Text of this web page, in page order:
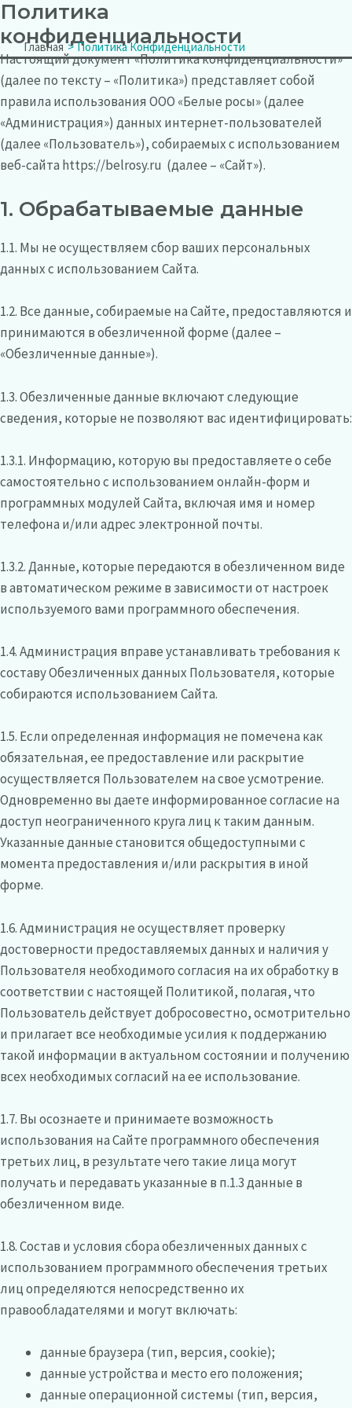
Перейти
к
содержимому
Menu
Главная Политика Конфиденциальности
Политика
конфиденциальности
Настоящий документ «Политика конфиденциальности»
(далее по тексту – «Политика») представляет собой
правила использования ООО «Белые росы» (далее
«Администрация») данных интернет-пользователей
(далее «Пользователь»), собираемых с использованием
веб-сайта https://belrosy.ru (далее – «Сайт»).
1. Обрабатываемые данные
1.1. Мы не осуществляем сбор ваших персональных
данных с использованием Сайта.
1.2. Все данные, собираемые на Сайте, предоставляются и
принимаются в обезличенной форме (далее –
«Обезличенные данные»).
1.3. Обезличенные данные включают следующие
сведения, которые не позволяют вас идентифицировать:
1.3.1. Информацию, которую вы предоставляете о себе
самостоятельно с использованием онлайн-форм и
программных модулей Сайта, включая имя и номер
телефона и/или адрес электронной почты.
1.3.2. Данные, которые передаются в обезличенном виде
в автоматическом режиме в зависимости от настроек
используемого вами программного обеспечения.
1.4. Администрация вправе устанавливать требования к
составу Обезличенных данных Пользователя, которые
собираются использованием Сайта.
1.5. Если определенная информация не помечена как
обязательная, ее предоставление или раскрытие
осуществляется Пользователем на свое усмотрение.
Одновременно вы даете информированное согласие на
доступ неограниченного круга лиц к таким данным.
Указанные данные становится общедоступными с
момента предоставления и/или раскрытия в иной
форме.
1.6. Администрация не осуществляет проверку
достоверности предоставляемых данных и наличия у
Пользователя необходимого согласия на их обработку в
соответствии с настоящей Политикой, полагая, что
Пользователь действует добросовестно, осмотрительно
и прилагает все необходимые усилия к поддержанию
такой информации в актуальном состоянии и получению
всех необходимых согласий на ее использование.
1.7. Вы осознаете и принимаете возможность
использования на Сайте программного обеспечения
третьих лиц, в результате чего такие лица могут
получать и передавать указанные в п.1.3 данные в
обезличенном виде.
1.8. Состав и условия сбора обезличенных данных с
использованием программного обеспечения третьих
лиц определяются непосредственно их
правообладателями и могут включать:
данные браузера (тип, версия, cookie);
данные устройства и место его положения;
данные операционной системы (тип, версия,